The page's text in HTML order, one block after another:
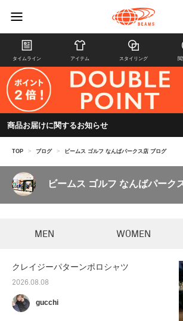
タイムライン アイテム スタイリング
商品お届けに関するお知らせ
TOP > ブログ > ビームス ゴルフ なんばパークス店 ブログ
ビームス ゴルフ なんばパーク
MEN WOMEN
クレイジーパターンポロシャツ
2026.08.08
gucchi